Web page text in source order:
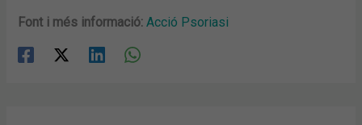
Font i més informació: Acció Psoriasi